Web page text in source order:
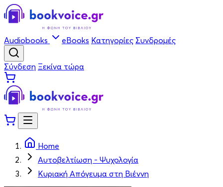
Audiobooks eBooks Κατηγορίες Συνδρομές
Σύνδεση Ξεκίνα τώρα
Home
Αυτοβελτίωση - Ψυχολογία
Κυριακή Απόγευμα στη Βιέννη